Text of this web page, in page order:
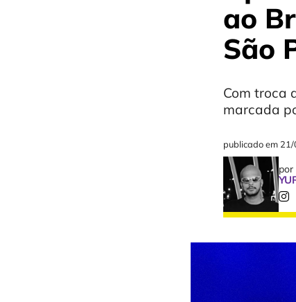
ao
São
Com troca
marcada
publicado em
por